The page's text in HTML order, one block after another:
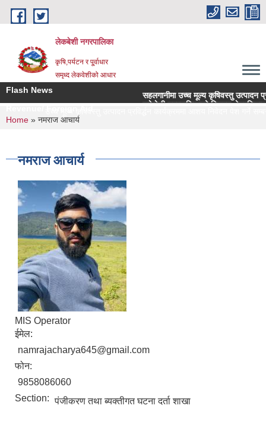
Skip to main content
लेकबेशी नगरपालिका
कृषि,पर्यटन र पू्र्वाधार
समृध्द लेकवेशीको आधार
Flash News
सहलगानीमा उच्च मूल्य कृषिवस्तु उत्पादन
लकेवेशी नगरपालिकाको नियमन क्षेत्रधिकार
You are here
Home » नमराज आचार्य
नमराज आचार्य
MIS Operator
ईमेल:
namrajacharya645@gmail.com
फोन:
9858086060
Section: पंजीकरण तथा ब्यक्तीगत घटना दर्ता शाखा